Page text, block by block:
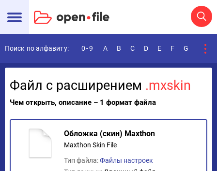
Поиск по алфавиту: 0-9 A B C D E F G
Файл с расширением .mxskin
Чем открыть, описание – 1 формат файла
Обложка (скин) Maxthon
Maxthon Skin File
Тип файла:Файлы настроек